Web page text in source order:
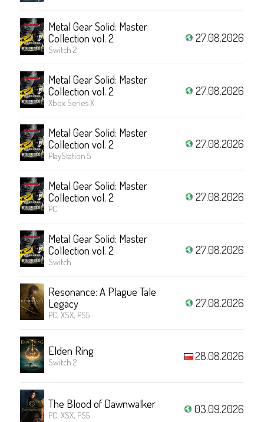
Metal Gear Solid: Master
Collection vol. 2
Switch 2
27.08.2026
Metal Gear Solid: Master
Collection vol. 2
Xbox Series X
27.08.2026
Metal Gear Solid: Master
Collection vol. 2
PlayStation 5
27.08.2026
Metal Gear Solid: Master
Collection vol. 2
PC
27.08.2026
Metal Gear Solid: Master
Collection vol. 2
Switch
27.08.2026
Resonance: A Plague Tale
Legacy
PC, XSX, PS5
27.08.2026
Elden Ring
Switch 2 28.08.2026
The Blood of Dawnwalker
PC, XSX, PS5 03.09.2026